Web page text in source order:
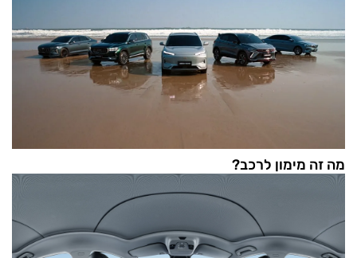
מה זה מימון לרכב?